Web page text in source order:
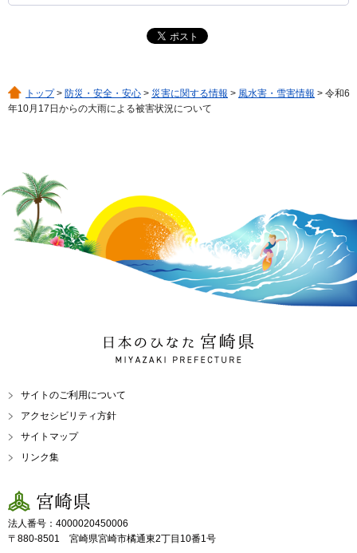
トップ> 防災・安全・安心 > 災害に関する情報 > 風水害・雪害情報 > 令和6
年10月17日からの大雨による被害状況について
日本のひなた 宮崎県
MIYAZAKI PREFECTURE
サイトのご利用について
アクセシビリティ方針
サイトマップ
リンク集
宮崎県
法人番号：4000020450006
〒880-8501 宮崎県宮崎市橘通東2丁目10番1号